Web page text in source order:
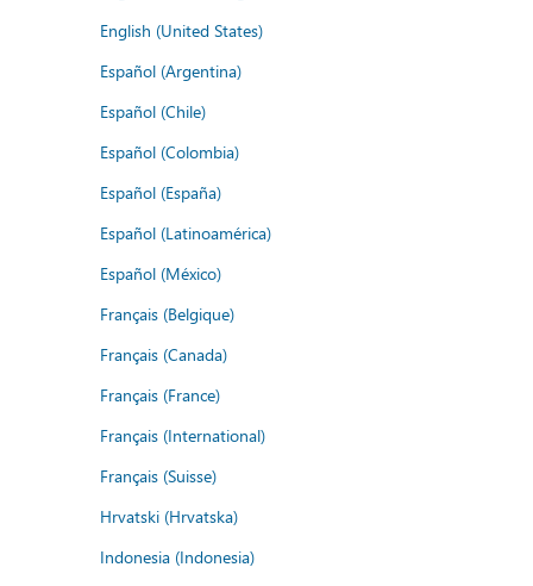
English (United States)
Español (Argentina)
Español (Chile)
Español (Colombia)
Español (España)
Español (Latinoamérica)
Español (México)
Français (Belgique)
Français (Canada)
Français (France)
Français (International)
Français (Suisse)
Hrvatski (Hrvatska)
Indonesia (Indonesia)